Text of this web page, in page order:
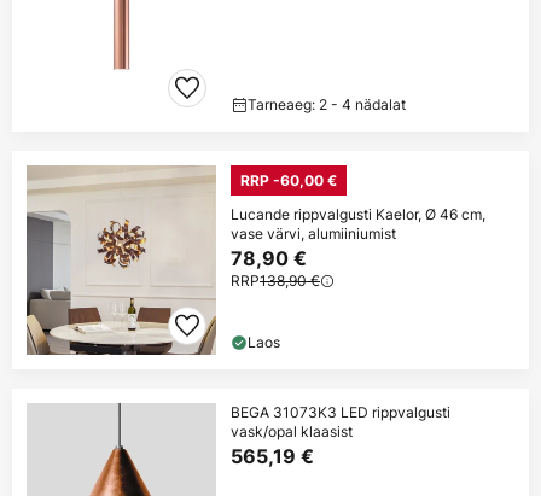
Tarneaeg: 2 - 4 nädalat
RRP -60,00 €
Lucande rippvalgusti Kaelor, Ø 46 cm,
vase värvi, alumiiniumist
78,90 €
RRP138,90 €
Laos
BEGA 31073K3 LED rippvalgusti
vask/opal klaasist
565,19 €